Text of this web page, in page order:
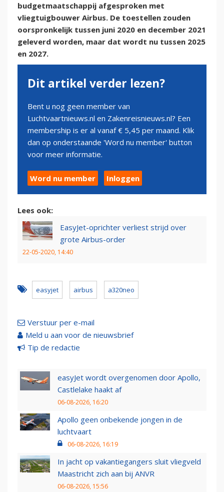
budgetmaatschappij afgesproken met
vliegtuigbouwer Airbus. De toestellen zouden
oorspronkelijk tussen juni 2020 en december 2021
geleverd worden, maar dat wordt nu tussen 2025
en 2027.
Dit artikel verder lezen?
Bent u nog geen member van
Luchtvaartnieuws.nl en Zakenreisnieuws.nl? Een
membership is er al vanaf € 5,45 per maand. Klik
dan op onderstaande 'Word nu member' button
voor meer informatie.
Word nu member Inloggen
Lees ook:
EasyJet-oprichter verliest strijd over
grote Airbus-order
22-05-2020, 14:40
easyjet airbus a320neo
Verstuur per e-mail
Meld u aan voor de nieuwsbrief
Tip de redactie
easyJet wordt overgenomen door Apollo,
Castlelake haakt af
06-08-2026, 16:20
Apollo geen onbekende jongen in de
luchtvaart
06-08-2026, 16:19
In jacht op vakantiegangers sluit vliegveld
Maastricht zich aan bij ANVR
06-08-2026, 15:56